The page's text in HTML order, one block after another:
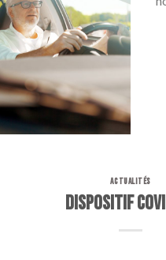
ACTUALITÉS
Dispositif